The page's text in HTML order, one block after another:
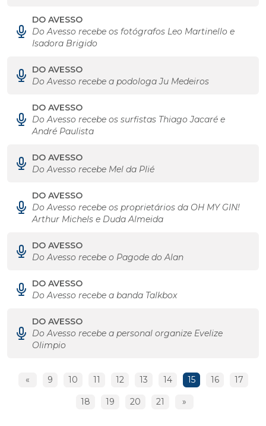
DO AVESSO
Do Avesso recebe os fotógrafos Leo Martinello e
Isadora Brigido
DO AVESSO
Do Avesso recebe a podologa Ju Medeiros
DO AVESSO
Do Avesso recebe os surfistas Thiago Jacaré e
André Paulista
DO AVESSO
Do Avesso recebe Mel da Plié
DO AVESSO
Do Avesso recebe os proprietários da OH MY GIN!
Arthur Michels e Duda Almeida
DO AVESSO
Do Avesso recebe o Pagode do Alan
DO AVESSO
Do Avesso recebe a banda Talkbox
DO AVESSO
Do Avesso recebe a personal organize Evelize
Olimpio
« 9 10 11 12 13 14 15 16 17
18 19 20 21 »